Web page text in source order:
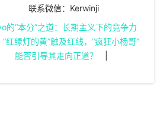
联系微信：Kerwinji
的“本分”之道：长期主义下的竞争力
“红绿灯的黄”触及红线，“疯狂小杨哥”
能否引导其走向正道？